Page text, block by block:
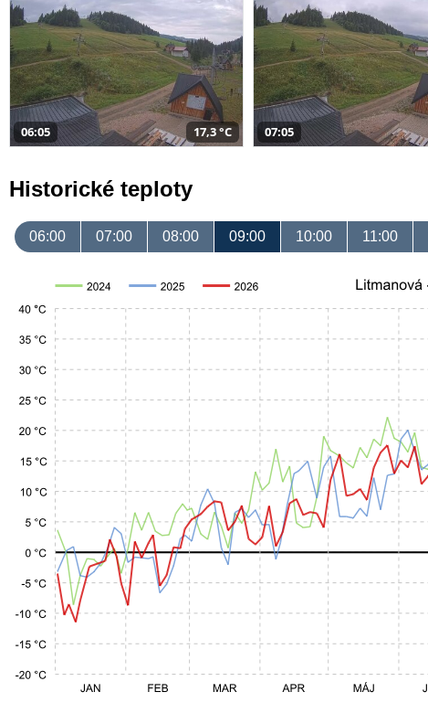
06:05 17,3 °C 07:05
Historické teploty
06:00 07:00 08:00 09:00 10:00 11:00